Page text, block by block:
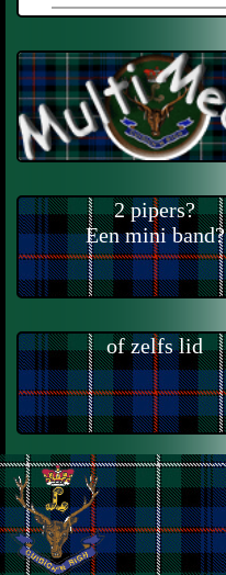
2 pipers?
Een mini band?
of zelfs lid